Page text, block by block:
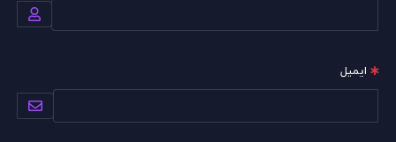
ایمیل